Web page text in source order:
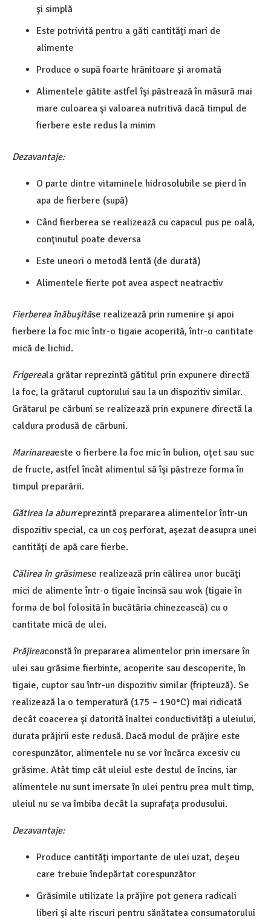
şi simplă
Este potrivită pentru a găti cantităţi mari de
alimente
Produce o supă foarte hrănitoare şi aromată
Alimentele gătite astfel îşi păstrează în măsură mai
mare culoarea şi valoarea nutritivă dacă timpul de
fierbere este redus la minim
Dezavantaje:
O parte dintre vitaminele hidrosolubile se pierd în
apa de fierbere (supă)
Când fierberea se realizează cu capacul pus pe oală,
conţinutul poate deversa
Este uneori o metodă lentă (de durată)
Alimentele fierte pot avea aspect neatractiv
Fierberea înăbuşităse realizează prin rumenire şi apoi
fierbere la foc mic într-o tigaie acoperită, într-o cantitate
mică de lichid.
Frigereala grătar reprezintă gătitul prin expunere directă
la foc, la grătarul cuptorului sau la un dispozitiv similar.
Grătarul pe cărbuni se realizează prin expunere directă la
caldura produsă de cărbuni.
Marinareaeste o fierbere la foc mic în bulion, oţet sau suc
de fructe, astfel încât alimentul să îşi păstreze forma în
timpul preparării.
Gătirea la aburreprezintă prepararea alimentelor într-un
dispozitiv special, ca un coş perforat, aşezat deasupra unei
cantităţi de apă care fierbe.
Călirea în grăsimese realizează prin călirea unor bucăţi
mici de alimente într-o tigaie încinsă sau wok (tigaie în
forma de bol folosită în bucătăria chinezească) cu o
cantitate mică de ulei.
Prăjireaconstă în prepararea alimentelor prin imersare în
ulei sau grăsime fierbinte, acoperite sau descoperite, în
tigaie, cuptor sau într-un dispozitiv similar (fripteuză). Se
realizează la o temperatură (175 – 190°C) mai ridicată
decât coacerea şi datorită înaltei conductivităţi a uleiului,
durata prăjirii este redusă. Dacă modul de prăjire este
corespunzător, alimentele nu se vor încărca excesiv cu
grăsime. Atât timp cât uleiul este destul de încins, iar
alimentele nu sunt imersate în ulei pentru prea mult timp,
uleiul nu se va îmbiba decât la suprafaţa produsului.
Dezavantaje:
Produce cantităţi importante de ulei uzat, deşeu
care trebuie îndepărtat corespunzător
Grăsimile utilizate la prăjire pot genera radicali
liberi şi alte riscuri pentru sănătatea consumatorului